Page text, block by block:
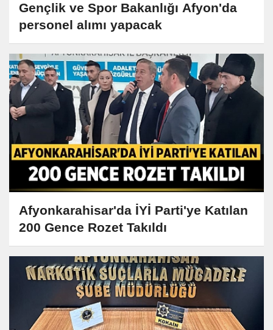
Gençlik ve Spor Bakanlığı Afyon'da
personel alımı yapacak
Afyonkarahisar'da İYİ Parti'ye Katılan
200 Gence Rozet Takıldı